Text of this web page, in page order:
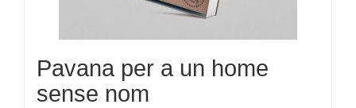
Pavana per a un home
sense nom